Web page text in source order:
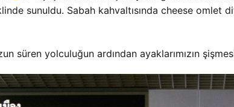
sunuldu. Sabah kahvaltısında cheese omlet
süren yolculuğun ardından ayaklarımızın